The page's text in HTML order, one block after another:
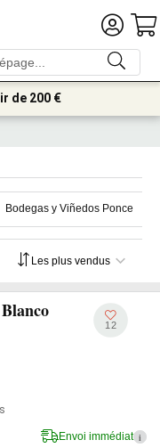
de 200 €
Bodegas y Viñedos Ponce
12
Envoi immédiat i